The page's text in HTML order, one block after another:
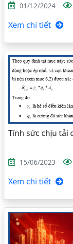
01/12/2024
Xem chi tiết
Tính sức chịu tải
15/06/2023
Xem chi tiết